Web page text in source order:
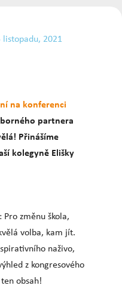
listopadu, 2021
na konferenci
partnera
Přinášíme
kolegyně Elišky
Pro změnu škola,
volba, kam jít.
naživo,
z kongresového
obsah!